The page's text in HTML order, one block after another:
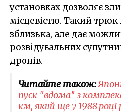
установках дозволяє
місцевістю. Такий
зблизька, але дає
розвідувальних
дронів.
Читайте також:
пуск "вдома" з
км, який ще у 1988 році